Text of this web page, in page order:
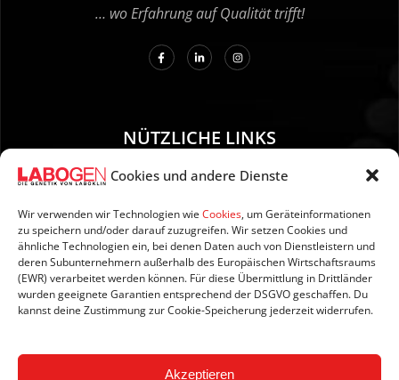
Cookies und andere Dienste
Wir verwenden wir Technologien wie Cookies, um Geräteinformationen
zu speichern und/oder darauf zuzugreifen. Wir setzen Cookies und
ähnliche Technologien ein, bei denen Daten auch von Dienstleistern und
deren Subunternehmern außerhalb des Europäischen Wirtschaftsraums
(EWR) verarbeitet werden können. Für diese Übermittlung in Drittländer
wurden geeignete Garantien entsprechend der DSGVO geschaffen. Du
kannst deine Zustimmung zur Cookie-Speicherung jederzeit widerrufen.
Akzeptieren
… wo Erfahrung auf Qualität trifft!
NÜTZLICHE LINKS
01. Anleitung zur Probenentnahme
02. Versand und Zahlung
03. Impressum
04. Datenschutzerklärung
05. AGB’s
06. Widerrufsbelehrung